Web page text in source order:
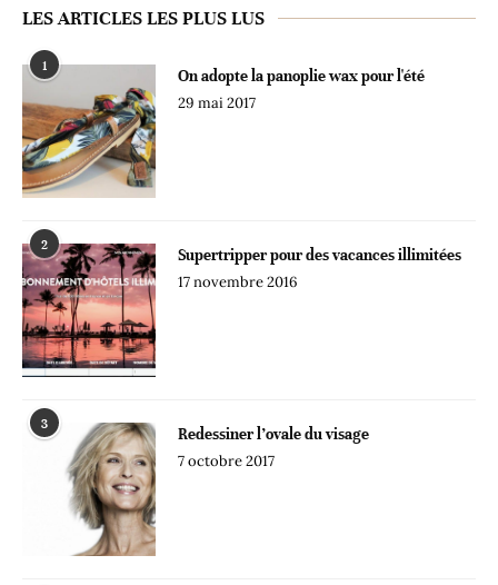
LES ARTICLES LES PLUS LUS
1
On adopte la panoplie wax pour l'été
29 mai 2017
2
Supertripper pour des vacances illimitées
17 novembre 2016
3
Redessiner l’ovale du visage
7 octobre 2017